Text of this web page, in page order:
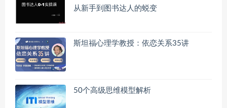
从新手到图书达人的蜕变
斯坦福心理学教授：依恋关系35讲
50个高级思维模型解析